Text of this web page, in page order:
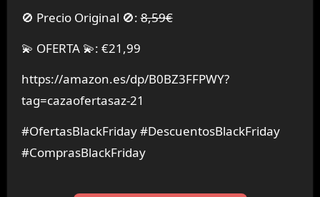
🚫 Precio Original 🚫:8,59€
💫 OFERTA 💫: €21,99
https://amazon.es/dp/B0BZ3FFPWY?
tag=cazaofertasaz-21
#OfertasBlackFriday #DescuentosBlackFriday
#ComprasBlackFriday